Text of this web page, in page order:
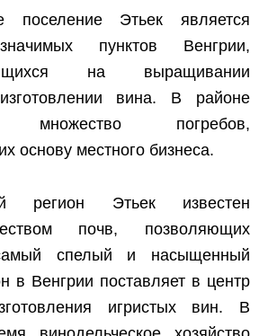
поселение Этьек является
пунктов Венгрии,
на выращивании
вина. В районе
множество погребов,
основу местного бизнеса.
регион Этьек известен
почв, позволяющих
спелый и насыщенный
в Венгрии поставляет в центр
игристых вин. В